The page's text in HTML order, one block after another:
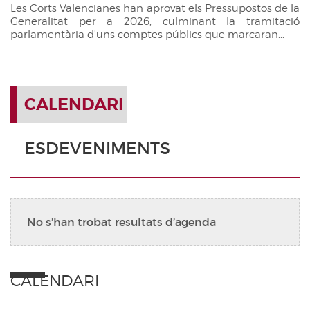
Les Corts Valencianes han aprovat els Pressupostos de la
Generalitat per a 2026, culminant la tramitació
parlamentària d'uns comptes públics que marcaran...
CALENDARI
ESDEVENIMENTS
No s’han trobat resultats d’agenda
CALENDARI